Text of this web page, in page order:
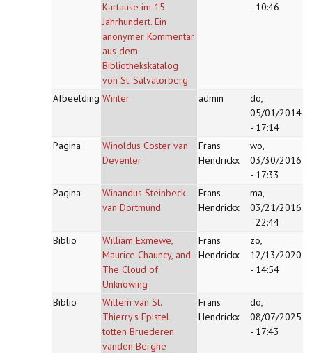
Kartause im 15.
Jahrhundert. Ein
anonymer Kommentar
aus dem
Bibliothekskatalog
von St. Salvatorberg
- 10:46
Afbeelding Winter admin
do,
05/01/2014
- 17:14
Pagina
Winoldus Coster van
Deventer
Frans
Hendrickx
wo,
03/30/2016
- 17:33
Pagina
Winandus Steinbeck
van Dortmund
Frans
Hendrickx
ma,
03/21/2016
- 22:44
Biblio
William Exmewe,
Maurice Chauncy, and
The Cloud of
Unknowing
Frans
Hendrickx
zo,
12/13/2020
- 14:54
Biblio
Willem van St.
Thierry's Epistel
totten Bruederen
vanden Berghe
Frans
Hendrickx
do,
08/07/2025
- 17:43